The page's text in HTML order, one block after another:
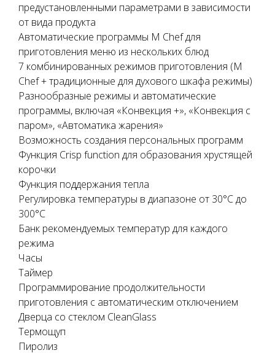
предустановленными параметрами в зависимости
от вида продукта
Автоматические программы M Chef для
приготовления меню из нескольких блюд
7 комбинированных режимов приготовления (M
Chef + традиционные для духового шкафа режимы)
Разнообразные режимы и автоматические
программы, включая «Конвекция +», «Конвекция с
паром», «Автоматика жарения»
Возможность создания персональных программ
Функция Crisp function для образования хрустящей
корочки
Функция поддержания тепла
Регулировка температуры в диапазоне от 30°С до
300°С
Банк рекомендуемых температур для каждого
режима
Часы
Таймер
Программирование продолжительности
приготовления с автоматическим отключением
Дверца со стеклом CleanGlass
Термощуп
Пиролиз